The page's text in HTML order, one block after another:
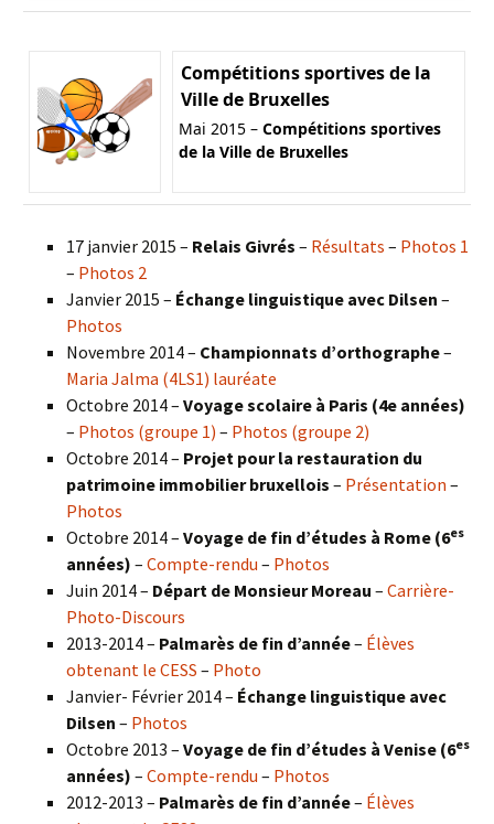
Compétitions sportives de la
Ville de Bruxelles
Mai 2015 – Compétitions sportives
de la Ville de Bruxelles
17 janvier 2015 – Relais Givrés – Résultats – Photos 1
– Photos 2
Janvier 2015 – Échange linguistique avec Dilsen –
Photos
Novembre 2014 – Championnats d’orthographe–
Maria Jalma (4LS1) lauréate
Octobre 2014 – Voyage scolaire à Paris (4e années)
– Photos (groupe 1) – Photos (groupe 2)
Octobre 2014 – Projet pour la restauration du
patrimoine immobilier bruxellois – Présentation –
Photos
Octobre 2014 – Voyage de fin d’études à Rome (6es
années) – Compte-rendu – Photos
Juin 2014 – Départ de Monsieur Moreau – Carrière-
Photo-Discours
2013-2014 – Palmarès de fin d’année– Élèves
obtenant le CESS – Photo
Janvier- Février 2014 – Échange linguistique avec
Dilsen – Photos
Octobre 2013 – Voyage de fin d’études à Venise (6es
années) – Compte-rendu – Photos
2012-2013 – Palmarès de fin d’année– Élèves